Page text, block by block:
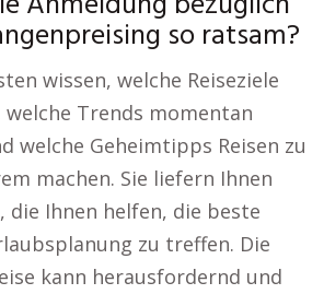
so ratsam?
wissen, welche Reiseziele
Trends momentan
welche Geheimtipps Reisen zu
machen. Sie liefern Ihnen
die Ihnen helfen, die beste
zu treffen. Die
kann herausfordernd und